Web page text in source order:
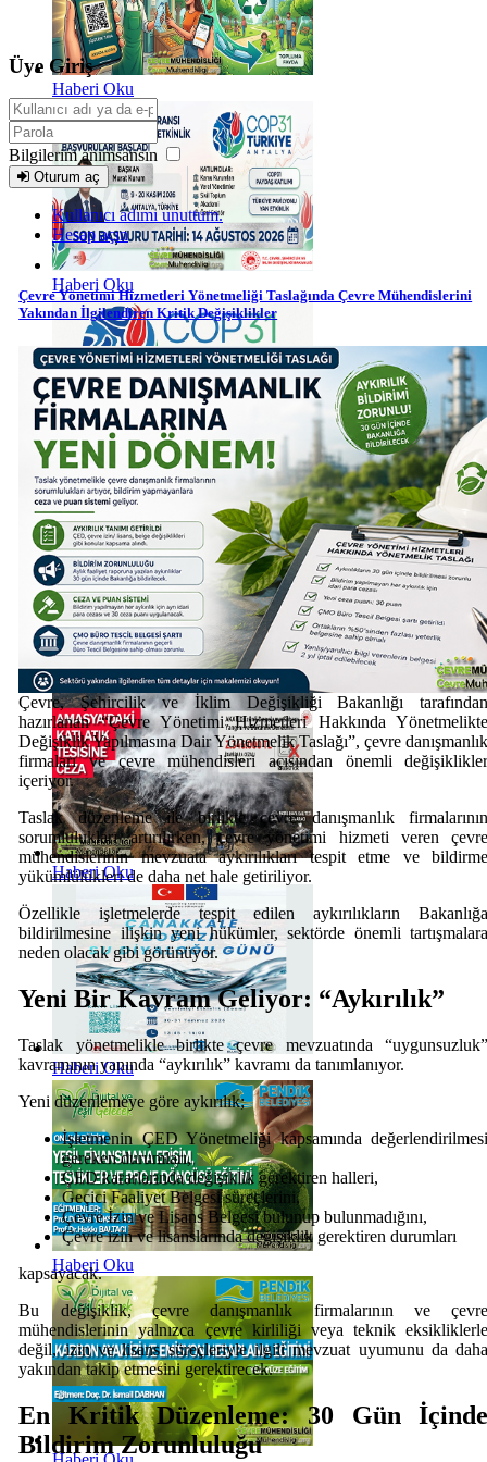
Haberi Oku
Haberi Oku
Haberi Oku
Haberi Oku
Haberi Oku
Haberi Oku
Haberi Oku
Üye Giriş
Bilgilerim anımsansın
Oturum aç
Kullanıcı adımı unuttum.
Hesap açın
Çevre Yönetimi Hizmetleri Yönetmeliği Taslağında Çevre Mühendislerini
Yakından İlgilendiren Kritik Değişiklikler
Çevre, Şehircilik ve İklim Değişikliği Bakanlığı
hazırlanan “Çevre Yönetimi Hizmetleri Hakkında
Değişiklik Yapılmasına Dair Yönetmelik Taslağı”, çevre
firmaları ve çevre mühendisleri açısından önemli
içeriyor.
Taslak düzenleme ile birlikte çevre danışmanlık
sorumlulukları artırılırken, çevre yönetimi hizmeti veren
mühendislerinin mevzuata aykırılıkları tespit etme ve
yükümlülükleri de daha net hale getiriliyor.
Özellikle işletmelerde tespit edilen aykırılıkların
bildirilmesine ilişkin yeni hükümler, sektörde önemli
neden olacak gibi görünüyor.
Yeni Bir Kavram Geliyor: “Aykırılık”
Taslak yönetmelikle birlikte çevre mevzuatında
kavramının yanında “aykırılık” kavramı da tanımlanıyor.
Yeni düzenlemeye göre aykırılık;
İşletmenin ÇED Yönetmeliği kapsamında
gereken durumları,
ÇED kararlarında değişiklik gerektiren halleri,
Geçici Faaliyet Belgesi süreçlerini,
Çevre İzin ve Lisans Belgesi bulunup bulunmadığını,
Çevre izin ve lisanslarında değişiklik gerektiren durumları
kapsayacak.
Bu değişiklik, çevre danışmanlık firmalarının ve
mühendislerinin yalnızca çevre kirliliği veya teknik
değil, izin ve lisans süreçleriyle ilgili mevzuat uyumunu da
yakından takip etmesini gerektirecek.
En Kritik Düzenleme: 30 Gün
Bildirim Zorunluluğu